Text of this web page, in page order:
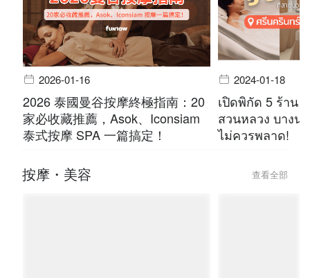
2026-01-16
2026 泰國曼谷按摩終極指南：20
家必收藏推薦，Asok、Iconsiam
泰式按摩 SPA 一篇搞定！
2024-01-18
เปิดพิกัด 5 ร้าน
สวนหลวง บาง
ไม่ควรพลาด!
按摩・美容 查看全部